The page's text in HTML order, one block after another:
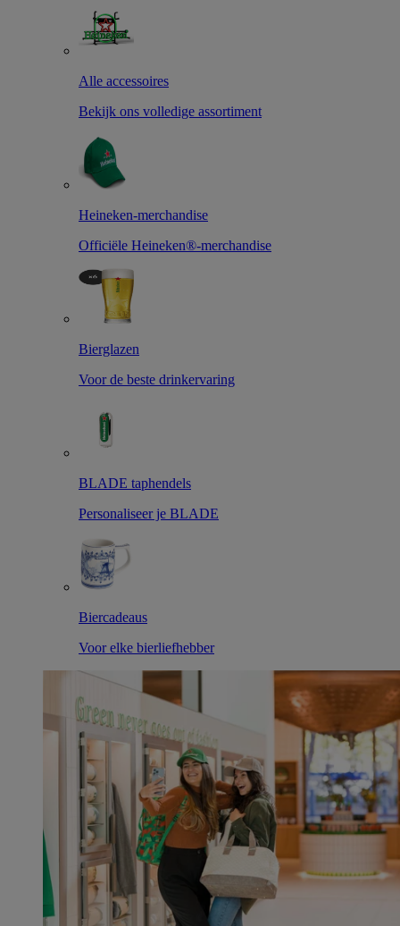
Alle accessoires
Bekijk ons volledige assortiment
Heineken-merchandise
Officiële Heineken®-merchandise
Bierglazen
Voor de beste drinkervaring
BLADE taphendels
Personaliseer je BLADE
Biercadeaus
Voor elke bierliefhebber